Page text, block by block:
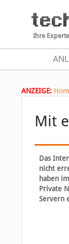
Ihre
ANZEIGE:
Mit
Das
nicht
haben
Private
Servern